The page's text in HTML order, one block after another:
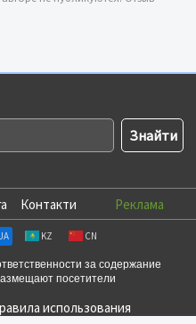
Контакти Реклама
KZ CN
за содержание
посетители
использования